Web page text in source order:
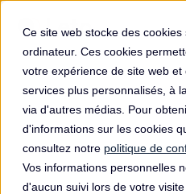
Ce site web stocke des cookies
ordinateur. Ces cookies
votre expérience de site web et
services plus personnalisés, à
via d'autres médias. Pour
d'informations sur les cookies
consultez notre politique de
Vos informations personnelles
d'aucun suivi lors de votre
Amende
pour
Low